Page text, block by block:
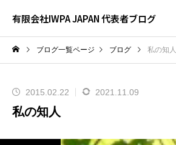
有限会社IWPA JAPAN 代表者ブログ
ブログ一覧ページ ブログ 私の知人
2015.02.22 2021.11.09
私の知人